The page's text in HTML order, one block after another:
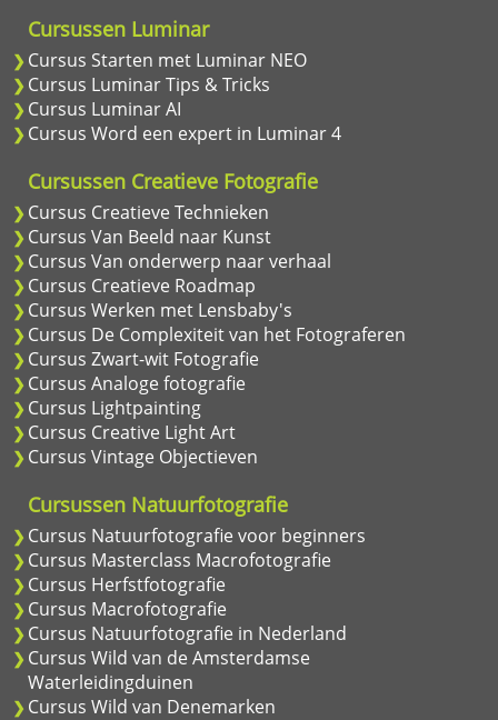
Cursussen Luminar
Cursus Starten met Luminar NEO
Cursus Luminar Tips & Tricks
Cursus Luminar AI
Cursus Word een expert in Luminar 4
Cursussen Creatieve Fotografie
Cursus Creatieve Technieken
Cursus Van Beeld naar Kunst
Cursus Van onderwerp naar verhaal
Cursus Creatieve Roadmap
Cursus Werken met Lensbaby's
Cursus De Complexiteit van het Fotograferen
Cursus Zwart-wit Fotografie
Cursus Analoge fotografie
Cursus Lightpainting
Cursus Creative Light Art
Cursus Vintage Objectieven
Cursussen Natuurfotografie
Cursus Natuurfotografie voor beginners
Cursus Masterclass Macrofotografie
Cursus Herfstfotografie
Cursus Macrofotografie
Cursus Natuurfotografie in Nederland
Cursus Wild van de Amsterdamse
Waterleidingduinen
Cursus Wild van Denemarken